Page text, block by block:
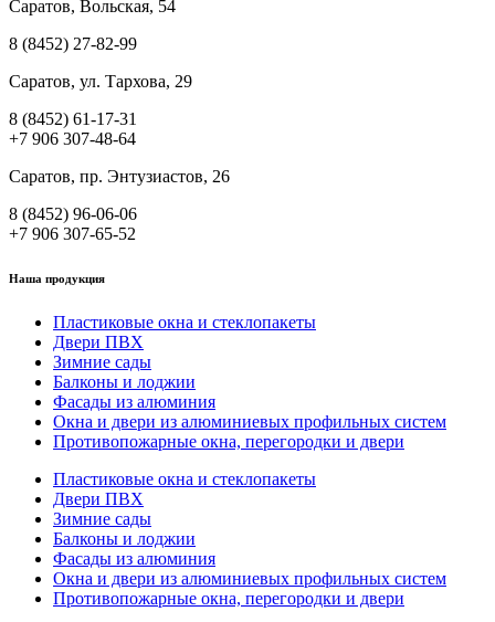
Саратов, Вольская, 54
8 (8452) 27-82-99
Саратов, ул. Тархова, 29
8 (8452) 61-17-31
+7 906 307-48-64
Саратов, пр. Энтузиастов, 26
8 (8452) 96-06-06
+7 906 307-65-52
Наша продукция
Пластиковые окна и стеклопакеты
Двери ПВХ
Зимние сады
Балконы и лоджии
Фасады из алюминия
Окна и двери из алюминиевых профильных систем
Противопожарные окна, перегородки и двери
Пластиковые окна и стеклопакеты
Двери ПВХ
Зимние сады
Балконы и лоджии
Фасады из алюминия
Окна и двери из алюминиевых профильных систем
Противопожарные окна, перегородки и двери